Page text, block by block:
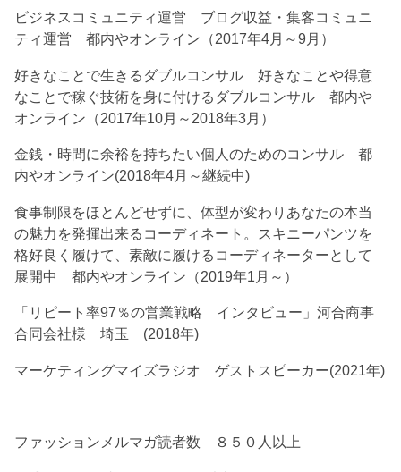
ビジネスコミュニティ運営 ブログ収益・集客コミュニ
ティ運営 都内やオンライン（2017年4月～9月）
好きなことで生きるダブルコンサル 好きなことや得意
なことで稼ぐ技術を身に付けるダブルコンサル 都内や
オンライン（2017年10月～2018年3月）
金銭・時間に余裕を持ちたい個人のためのコンサル 都
内やオンライン(2018年4月～継続中)
食事制限をほとんどせずに、体型が変わりあなたの本当
の魅力を発揮出来るコーディネート。スキニーパンツを
格好良く履けて、素敵に履けるコーディネーターとして
展開中 都内やオンライン（2019年1月～）
「リピート率97％の営業戦略 インタビュー」河合商事
合同会社様 埼玉 (2018年)
マーケティングマイズラジオ ゲストスピーカー(2021年)
ファッションメルマガ読者数 ８５０人以上